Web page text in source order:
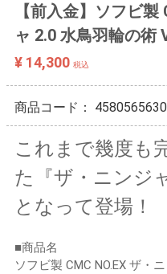
【前入金】ソフビ製
ャ 2.0 水鳥羽輪の術
¥ 14,300 税込
商品コード：
これまで幾度も
た『ザ・ニンジ
となって登場！
■商品名
ソフビ製 CMC NO.EX ザ・